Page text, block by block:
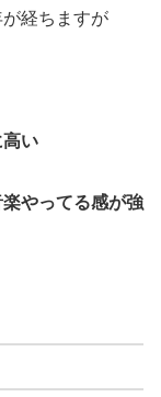
経ちますが
高い
やってる感が強